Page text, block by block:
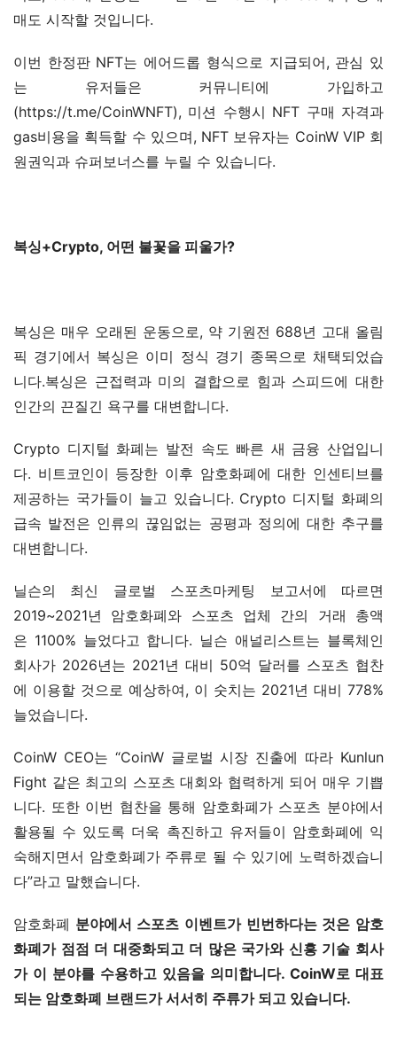
매도 시작할 것입니다.
이번 한정판 NFT는 에어드롭 형식으로 지급되어, 관심 있
는 유저들은 커뮤니티에 가입하고
(https://t.me/CoinWNFT), 미션 수행시 NFT 구매 자격과
gas비용을 획득할 수 있으며, NFT 보유자는 CoinW VIP 회
원권익과 슈퍼보너스를 누릴 수 있습니다.
복싱+Crypto, 어떤 불꽃을 피울가?
복싱은 매우 오래된 운동으로, 약 기원전 688년 고대 올림
픽 경기에서 복싱은 이미 정식 경기 종목으로 채택되었습
니다.복싱은 근접력과 미의 결합으로 힘과 스피드에 대한
인간의 끈질긴 욕구를 대변합니다.
Crypto 디지털 화폐는 발전 속도 빠른 새 금융 산업입니
다. 비트코인이 등장한 이후 암호화폐에 대한 인센티브를
제공하는 국가들이 늘고 있습니다. Crypto 디지털 화폐의
급속 발전은 인류의 끊임없는 공평과 정의에 대한 추구를
대변합니다.
닐슨의 최신 글로벌 스포츠마케팅 보고서에 따르면
2019~2021년 암호화폐와 스포츠 업체 간의 거래 총액
은 1100% 늘었다고 합니다. 닐슨 애널리스트는 블록체인
회사가 2026년는 2021년 대비 50억 달러를 스포츠 협찬
에 이용할 것으로 예상하여, 이 숫치는 2021년 대비 778%
늘었습니다.
CoinW CEO는 “CoinW 글로벌 시장 진출에 따라 Kunlun
Fight 같은 최고의 스포츠 대회와 협력하게 되어 매우 기쁩
니다. 또한 이번 협찬을 통해 암호화폐가 스포츠 분야에서
활용될 수 있도록 더욱 촉진하고 유저들이 암호화폐에 익
숙해지면서 암호화폐가 주류로 될 수 있기에 노력하겠습니
다”라고 말했습니다.
암호화폐 분야에서 스포츠 이벤트가 빈번하다는 것은 암호
화폐가 점점 더 대중화되고 더 많은 국가와 신흥 기술 회사
가 이 분야를 수용하고 있음을 의미합니다. CoinW로 대표
되는 암호화폐 브랜드가 서서히 주류가 되고 있습니다.